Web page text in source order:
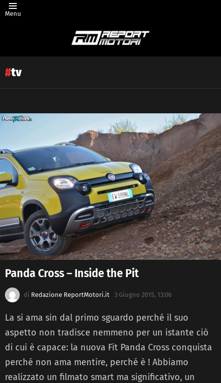
Menu
tv
Panda Cross – Inside the Pit
di Redazione ReportMotori.it 3 Giugno 2015, 13:06
La si ama sin dal primo sguardo perché il suo
aspetto non tradisce nemmeno per un istante ciò
di cui è capace: la nuova Fit Panda Cross conquista
perché non ama mentire, perché è ! Abbiamo
realizzato un filmato smart ma significativo, un